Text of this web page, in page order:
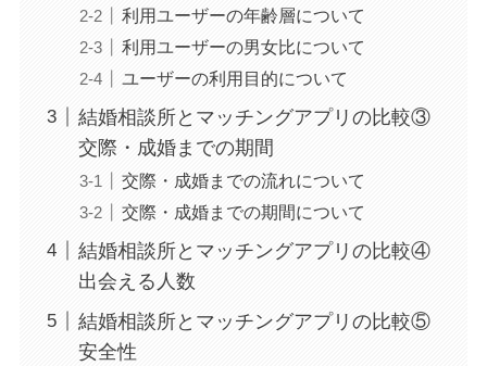
利用ユーザーの年齢層について
利用ユーザーの男女比について
ユーザーの利用目的について
結婚相談所とマッチングアプリの比較③
交際・成婚までの期間
交際・成婚までの流れについて
交際・成婚までの期間について
結婚相談所とマッチングアプリの比較④
出会える人数
結婚相談所とマッチングアプリの比較⑤
安全性